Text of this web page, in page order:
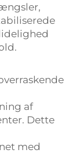
af
Dette
med